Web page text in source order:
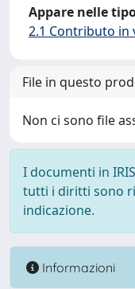
Appare nelle
2.1 Contributo in
File in questo
Non ci sono file
I documenti in
tutti i diritti sono
indicazione.
Informazioni